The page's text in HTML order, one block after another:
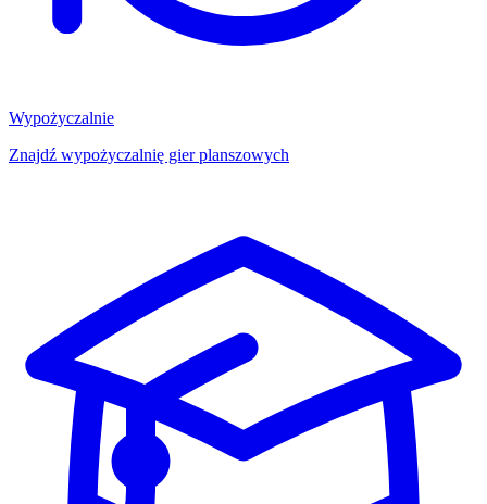
Wypożyczalnie
Znajdź wypożyczalnię gier planszowych